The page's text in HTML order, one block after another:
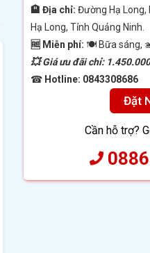
🏨 Địa chỉ: Đường Hạ Long,
Hạ Long, Tỉnh Quảng Ninh.
🆓 Miễn phí: 🍽 Bữa sáng,
💥 Giá ưu đãi chỉ:
☎ Hotline: 0843308686
Đặt
Cần hỗ trợ?